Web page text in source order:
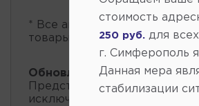
* Все автозапчасти есть в
товары проходит несколько
Обновление остатков и цен:
Представленные данные о
исключительно
стоимость
250 руб. для
г. Симферополь
Данная мера
стабилизации